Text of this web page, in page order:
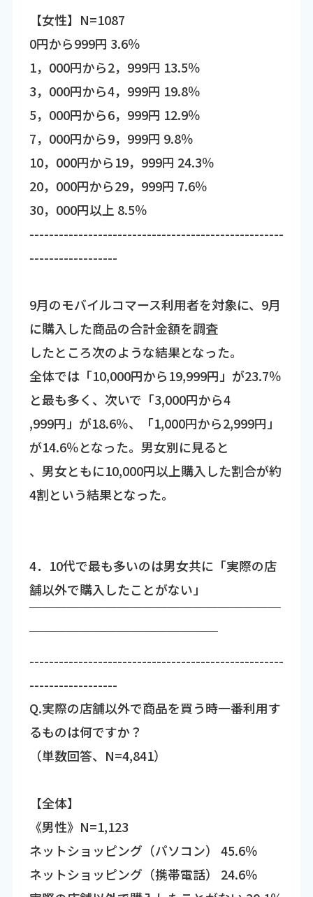
【女性】N=1087
0円から999円 3.6％
1，000円から2，999円 13.5％
3，000円から4，999円 19.8％
5，000円から6，999円 12.9％
7，000円から9，999円 9.8％
10，000円から19，999円 24.3％
20，000円から29，999円 7.6％
30，000円以上 8.5％
----------------------------------------------------
------------------
9月のモバイルコマース利用者を対象に、9月
に購入した商品の合計金額を調査
したところ次のような結果となった。
全体では「10,000円から19,999円」が23.7％
と最も多く、次いで「3,000円から4
,999円」が18.6％、「1,000円から2,999円」
が14.6％となった。男女別に見ると
、男女ともに10,000円以上購入した割合が約
4割という結果となった。
4．10代で最も多いのは男女共に「実際の店
舗以外で購入したことがない」
￣￣￣￣￣￣￣￣￣￣￣￣￣￣￣￣￣￣￣￣
￣￣￣￣￣￣￣￣￣￣￣￣￣￣￣
----------------------------------------------------
------------------
Q.実際の店舗以外で商品を買う時一番利用す
るものは何ですか？
（単数回答、N=4,841）
【全体】
《男性》N=1,123
ネットショッピング（パソコン） 45.6％
ネットショッピング（携帯電話） 24.6％